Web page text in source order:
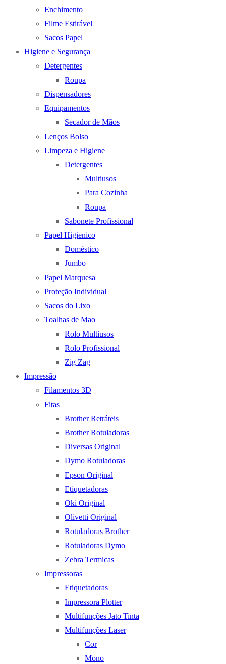
Enchimento
Filme Estirável
Sacos Papel
Higiene e Segurança
Detergentes
Roupa
Dispensadores
Equipamentos
Secador de Mãos
Lenços Bolso
Limpeza e Higiene
Detergentes
Multiusos
Para Cozinha
Roupa
Sabonete Profissional
Papel Higienico
Doméstico
Jumbo
Papel Marquesa
Proteção Individual
Sacos do Lixo
Toalhas de Mao
Rolo Multiusos
Rolo Profissional
Zig Zag
Impressão
Filamentos 3D
Fitas
Brother Retráteis
Brother Rotuladoras
Diversas Original
Dymo Rotuladoras
Epson Original
Etiquetadoras
Oki Original
Olivetti Original
Rotuladoras Brother
Rotuladoras Dymo
Zebra Termicas
Impressoras
Etiquetadoras
Impressora Plotter
Multifunções Jato Tinta
Multifunções Laser
Cor
Mono